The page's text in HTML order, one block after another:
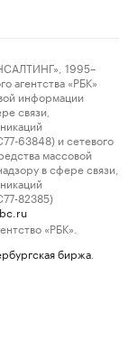
1995–
агентства «РБК»
информации
связи,
63848) и сетевого
массовой
в сфере связи,
82385)
«РБК».
биржа